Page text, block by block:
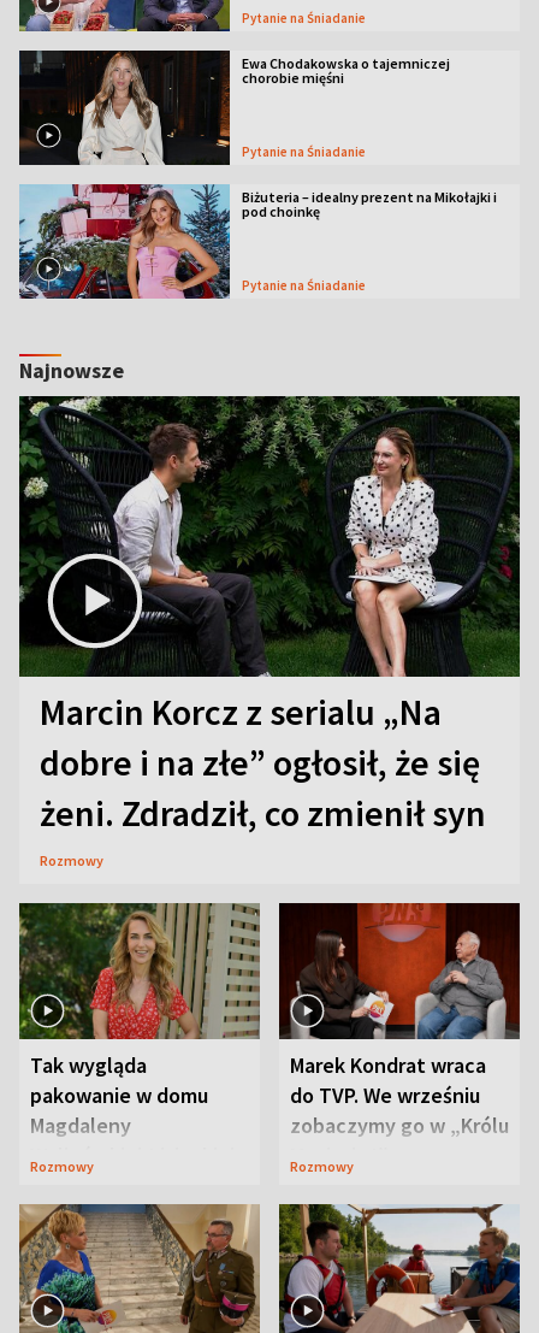
Pytanie na Śniadanie
Ewa Chodakowska o tajemniczej
chorobie mięśni
Pytanie na Śniadanie
Biżuteria – idealny prezent na Mikołajki i
pod choinkę
Pytanie na Śniadanie
Najnowsze
Marcin Korcz z serialu „Na
dobre i na złe” ogłosił, że się
żeni. Zdradził, co zmienił syn
Rozmowy
Tak wygląda
pakowanie w domu
Magdaleny
Waligórskiej-Lisieckiej.
Rozmowy
Marek Kondrat wraca
do TVP. We wrześniu
zobaczymy go w „Królu
Maciusiu I”
Rozmowy